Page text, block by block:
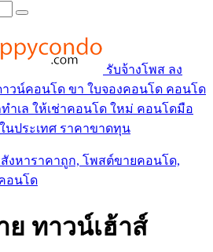
รับจ้างโพส ลง
วน์คอนโด ขา ใบจองคอนโด คอนโด
ำเล ให้เช่าคอนโด ใหม่ คอนโดมือ
นประเทศ ราคาขาดทุน
งหาราคาถูก, โพสต์ขายคอนโด,
อนโด
ย ทาวน์เฮ้าส์